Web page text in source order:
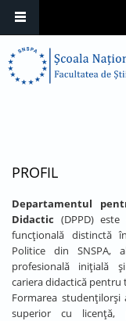
PROFIL
Departamentul
Didactic (DPPD)
funcțională distinctă
Politice din SNSPA,
profesională inițială
cariera didactică pentru
Formarea
superior cu licenţă,